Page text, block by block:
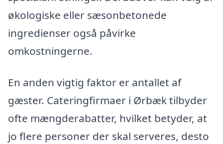
økologiske eller sæsonbetonede
ingredienser også påvirke
omkostningerne.
En anden vigtig faktor er antallet af
gæster. Cateringfirmaer i Ørbæk tilbyder
ofte mængderabatter, hvilket betyder, at
jo flere personer der skal serveres, desto